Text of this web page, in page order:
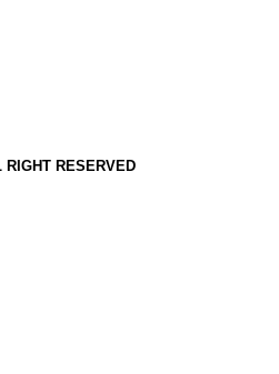
RIGHT RESERVED